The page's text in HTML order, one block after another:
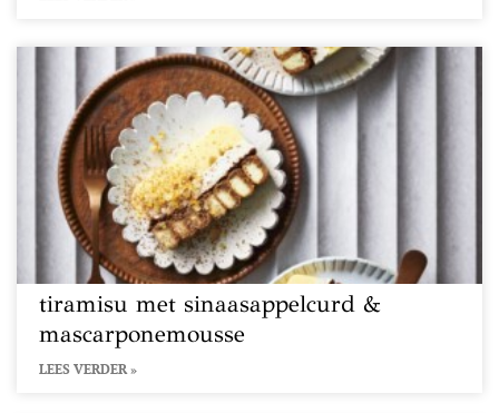
tiramisu met sinaasappelcurd &
mascarponemousse
LEES VERDER »